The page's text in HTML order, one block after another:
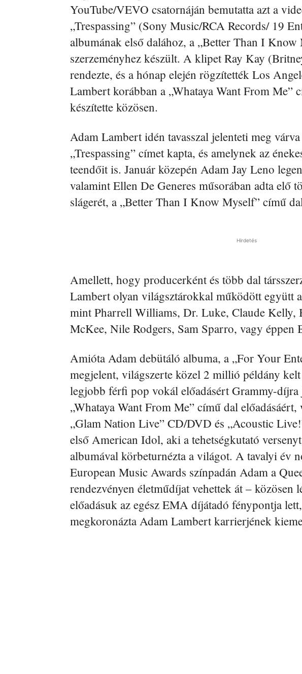
YouTube/VEVO csatornáján bemutatta azt a
„Trespassing” (Sony Music/RCA Records/ 19
albumának első dalához, a „Better Than I
szerzeményhez készült. A klipet Ray Kay
rendezte, és a hónap elején rögzítették Los
Lambert korábban a „Whataya Want From Me”
készítette közösen.
Adam Lambert idén tavasszal jelenteti meg
„Trespassing” címet kapta, és amelynek az
teendőit is. Január közepén Adam Jay Leno
valamint Ellen De Generes műsorában adta elő
slágerét, a „Better Than I Know Myself” című
Hirdetés
Amellett, hogy producerként és több dal
Lambert olyan világsztárokkal működött együtt
mint Pharrell Williams, Dr. Luke, Claude Kelly,
McKee, Nile Rodgers, Sam Sparro, vagy éppen
Amióta Adam debütáló albuma, a „For Your
megjelent, világszerte közel 2 millió példány
legjobb férfi pop vokál előadásért Grammy-díjra
„Whataya Want From Me” című dal
„Glam Nation Live” CD/DVD és „Acoustic
első American Idol, aki a tehetségkutató
albumával körbeturnézta a világot. A tavalyi év
European Music Awards színpadán Adam a
rendezvényen életműdíjat vehettek át – közösen
előadásuk az egész EMA díjátadó fénypontja
megkoronázta Adam Lambert karrierjének